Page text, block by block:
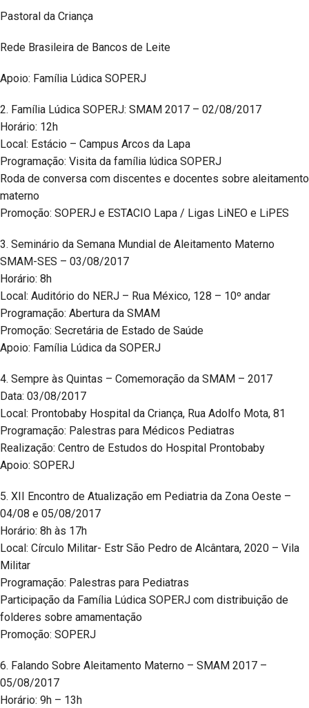
Pastoral da Criança
Rede Brasileira de Bancos de Leite
Apoio: Família Lúdica SOPERJ
2. Família Lúdica SOPERJ: SMAM 2017 – 02/08/2017
Horário: 12h
Local: Estácio – Campus Arcos da Lapa
Programação: Visita da família lúdica SOPERJ
Roda de conversa com discentes e docentes sobre aleitamento
materno
Promoção: SOPERJ e ESTACIO Lapa / Ligas LiNEO e LiPES
3. Seminário da Semana Mundial de Aleitamento Materno
SMAM-SES – 03/08/2017
Horário: 8h
Local: Auditório do NERJ – Rua México, 128 – 10º andar
Programação: Abertura da SMAM
Promoção: Secretária de Estado de Saúde
Apoio: Família Lúdica da SOPERJ
4. Sempre às Quintas – Comemoração da SMAM – 2017
Data: 03/08/2017
Local: Prontobaby Hospital da Criança, Rua Adolfo Mota, 81
Programação: Palestras para Médicos Pediatras
Realização: Centro de Estudos do Hospital Prontobaby
Apoio: SOPERJ
5. XII Encontro de Atualização em Pediatria da Zona Oeste –
04/08 e 05/08/2017
Horário: 8h às 17h
Local: Círculo Militar- Estr São Pedro de Alcântara, 2020 – Vila
Militar
Programação: Palestras para Pediatras
Participação da Família Lúdica SOPERJ com distribuição de
folderes sobre amamentação
Promoção: SOPERJ
6. Falando Sobre Aleitamento Materno – SMAM 2017 –
05/08/2017
Horário: 9h – 13h